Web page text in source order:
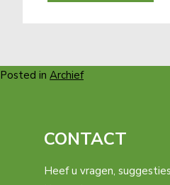
Posted in Archief
CONTACT
Heef u vragen,